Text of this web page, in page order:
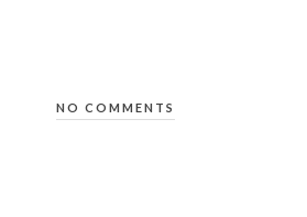
NO COMMENTS